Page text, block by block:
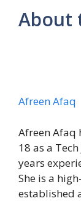
About
Afreen Afaq
Afreen Afaq
18 as a
years
She is a
established